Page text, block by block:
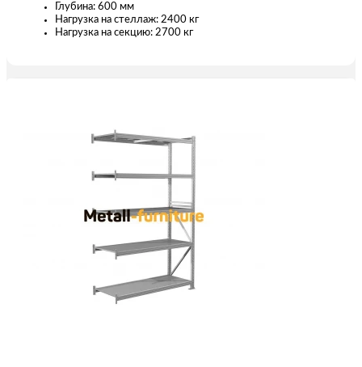
Глубина: 600 мм
Нагрузка на стеллаж: 2400 кг
Нагрузка на секцию: 2700 кг